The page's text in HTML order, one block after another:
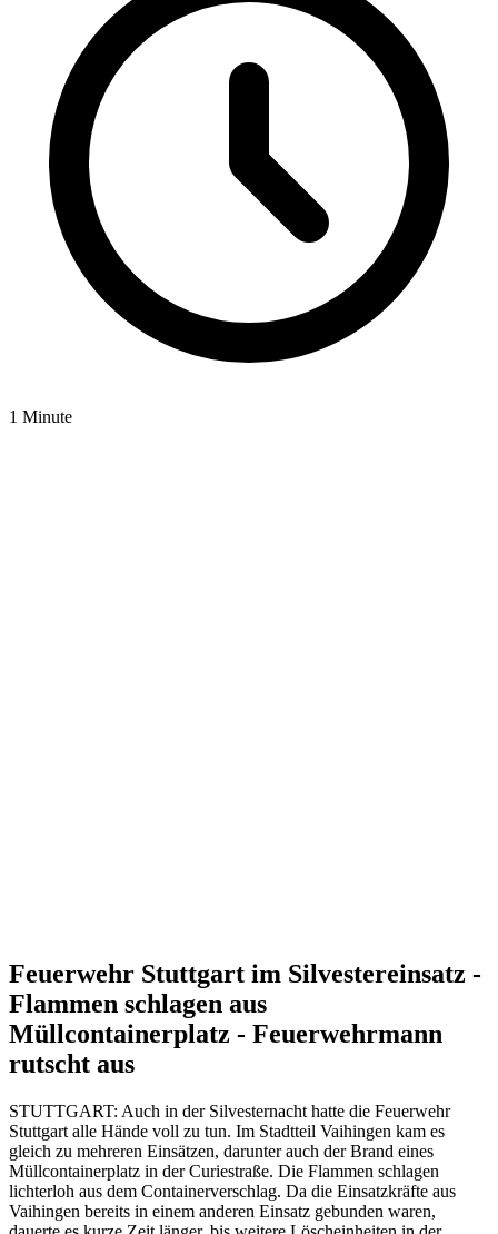
1 Minute
Feuerwehr Stuttgart im Silvestereinsatz -
Flammen schlagen aus
Müllcontainerplatz - Feuerwehrmann
rutscht aus
STUTTGART: Auch in der Silvesternacht hatte die Feuerwehr
Stuttgart alle Hände voll zu tun. Im Stadtteil Vaihingen kam es
gleich zu mehreren Einsätzen, darunter auch der Brand eines
Müllcontainerplatz in der Curiestraße. Die Flammen schlagen
lichterloh aus dem Containerverschlag. Da die Einsatzkräfte aus
Vaihingen bereits in einem anderen Einsatz gebunden waren,